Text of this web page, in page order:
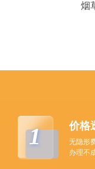
烟
1 价格
无隐形
办理不